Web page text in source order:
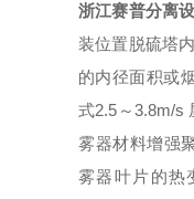
浙江赛普分离
装位置脱硫塔
的内径面积或
式2.5～3.8m/s
雾器材料增强
雾器叶片的热